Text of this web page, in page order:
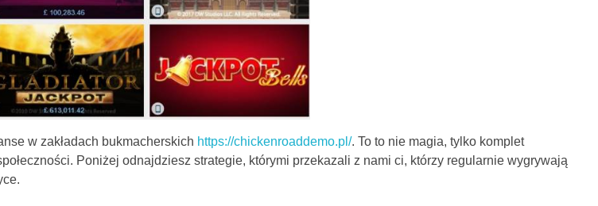
w zakładach bukmacherskich https://chickenroaddemo.pl/. To to nie magia, tylko komplet
Poniżej odnajdziesz strategie, którymi przekazali z nami ci, którzy regularnie wygrywają